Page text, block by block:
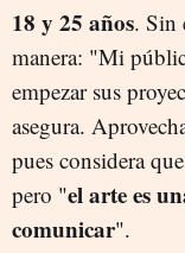
18 y 25 años. Sin
manera: "Mi
empezar sus
asegura.
pues considera
pero "el arte es
comunicar".